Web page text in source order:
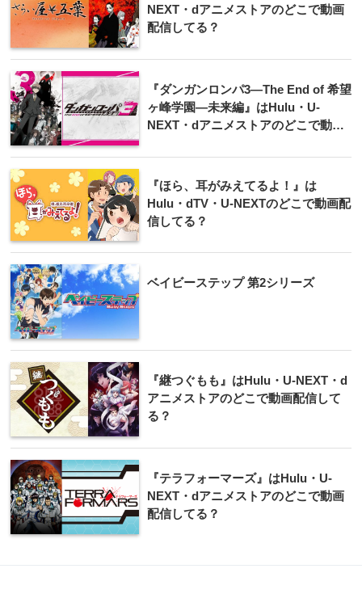
NEXT・dアニメストアのどこで動画
配信してる？
『ダンガンロンパ3―The End of 希望
ヶ峰学園―未来編』はHulu・U-
NEXT・dアニメストアのどこで動画
『ほら、耳がみえてるよ！』は
Hulu・dTV・U-NEXTのどこで動画配
信してる？
ベイビーステップ 第2シリーズ
『継つぐもも』はHulu・U-NEXT・d
アニメストアのどこで動画配信して
る？
『テラフォーマーズ』はHulu・U-
NEXT・dアニメストアのどこで動画
配信してる？